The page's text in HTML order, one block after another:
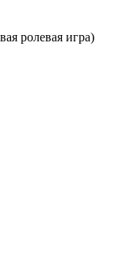
ролевая игра)